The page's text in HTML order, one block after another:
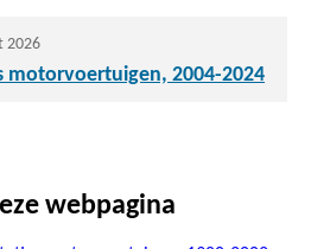
2026
motorvoertuigen, 2004-2024
webpagina